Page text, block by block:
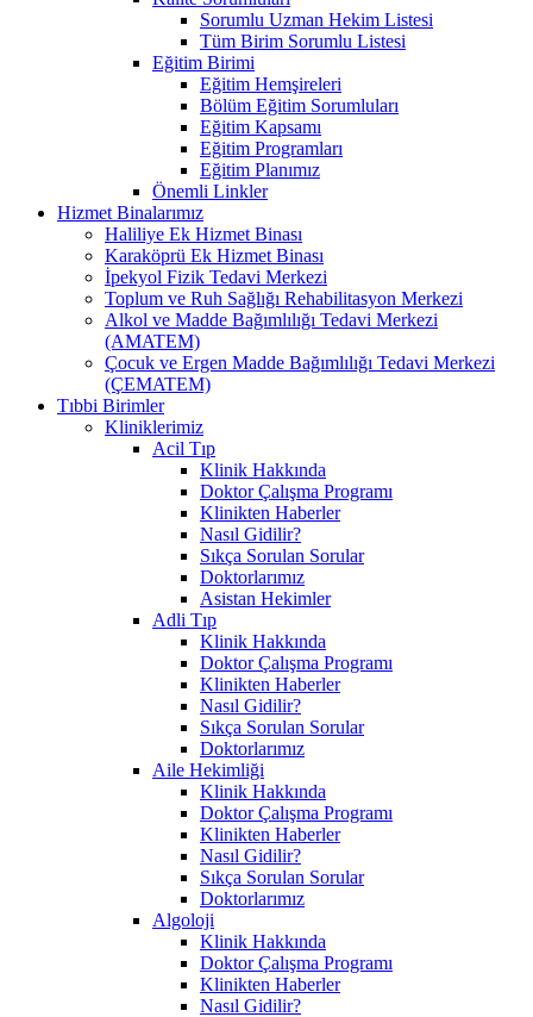
Sorumlu Uzman Hekim Listesi
Tüm Birim Sorumlu Listesi
Eğitim Birimi
Eğitim Hemşireleri
Bölüm Eğitim Sorumluları
Eğitim Kapsamı
Eğitim Programları
Eğitim Planımız
Önemli Linkler
Hizmet Binalarımız
Haliliye Ek Hizmet Binası
Karaköprü Ek Hizmet Binası
İpekyol Fizik Tedavi Merkezi
Toplum ve Ruh Sağlığı Rehabilitasyon Merkezi
Alkol ve Madde Bağımlılığı Tedavi Merkezi
(AMATEM)
Çocuk ve Ergen Madde Bağımlılığı Tedavi Merkezi
(ÇEMATEM)
Tıbbi Birimler
Kliniklerimiz
Acil Tıp
Klinik Hakkında
Doktor Çalışma Programı
Klinikten Haberler
Nasıl Gidilir?
Sıkça Sorulan Sorular
Doktorlarımız
Asistan Hekimler
Adli Tıp
Klinik Hakkında
Doktor Çalışma Programı
Klinikten Haberler
Nasıl Gidilir?
Sıkça Sorulan Sorular
Doktorlarımız
Aile Hekimliği
Klinik Hakkında
Doktor Çalışma Programı
Klinikten Haberler
Nasıl Gidilir?
Sıkça Sorulan Sorular
Doktorlarımız
Algoloji
Klinik Hakkında
Doktor Çalışma Programı
Klinikten Haberler
Nasıl Gidilir?